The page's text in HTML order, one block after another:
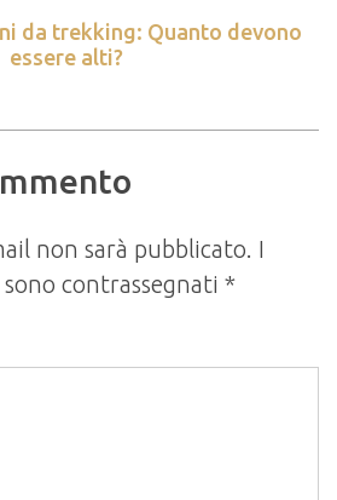
da trekking: Quanto devono
essere alti?
non sarà pubblicato. I
contrassegnati *